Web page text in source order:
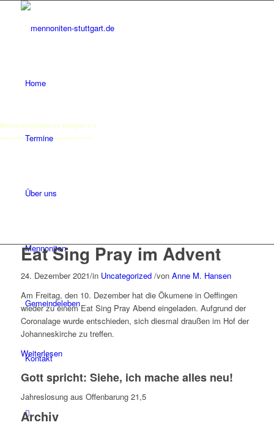
Home
Termine
Über uns
Mennoniten
Gemeindeleben
Kontakt
Mennonitengemeinde Stuttgart e.V.
evangelische Freikirche in der Arbeitsgemeinschaft christlicher Kirchen ACK
Eat Sing Pray im Advent
24. Dezember 2021/in Uncategorized /von Anne M. Hansen
Am Freitag, den 10. Dezember hat die Ökumene in Oeffingen
wieder zu einem Eat Sing Pray Abend eingeladen. Aufgrund der
Coronalage wurde entschieden, sich diesmal draußen im Hof der
Johanneskirche zu treffen.
Weiterlesen
Gott spricht: Siehe, ich mache alles neu!
Jahreslosung aus Offenbarung 21,5
Archiv